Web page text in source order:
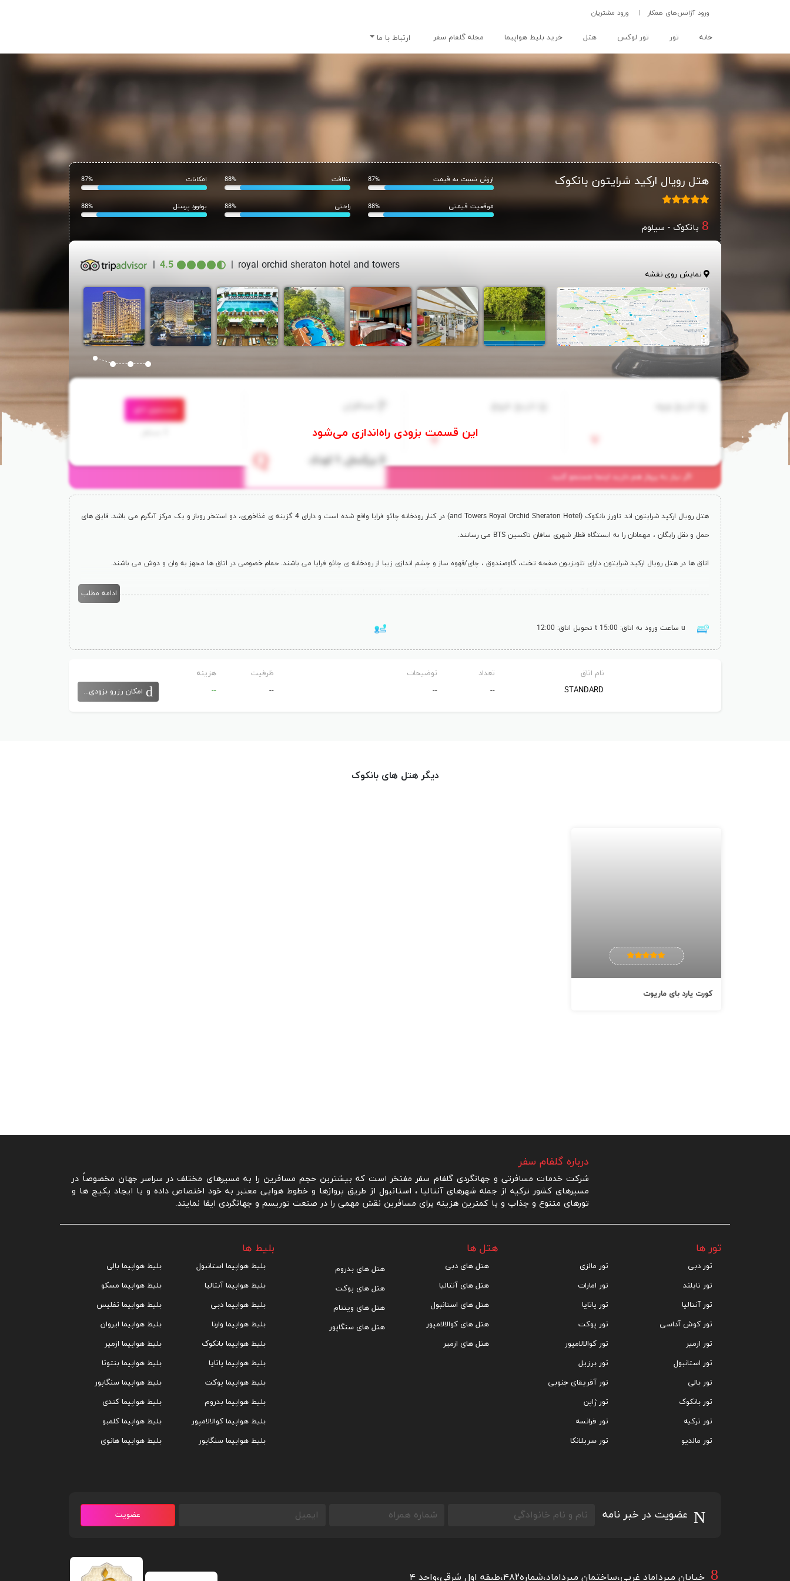
ورود آژانس‌های همکار | ورود مشتریان
خانه
(current) تور تور لوکس هتل خرید بلیط هواپیما مجله گلفام سفر ارتباط با ما
هتل رویال ارکید شرایتون بانکوک
بانکوک - سیلوم
ارزش نسبت به قیمت 87%
موقعیت قیمتی 88%
نظافت 88%
راحتی 88%
امکانات 87%
برخورد پرسنل 88%
| 4.5 | royal orchid sheraton hotel and towers
نمایش روی نقشه
جستجوی اتاق
اگر نیاز به پرواز هم دارید اینجا جستجو کنید...
هتل رویال ارکید شرایتون اند تاورز بانکوک (Royal Orchid Sheraton Hotel
and Towers
) در كنار رودخانه چائو فرايا واقع شده است و دارای 4 گزینه ی غذاخوری، دو استخر روباز و یک مرکز آبگرم می باشد. قایق های
حمل و نقل رایگان ، مهمانان را به ایستگاه قطار شهری سافان تاکسین BTS می رسانند.
اتاق ها در هتل رویال ارکید شرایتون دارای تلویزیون صفحه تخت، گاوصندوق ، چای/قهوه ساز و چشم اندازی زیبا از رودخانه ی چائو فرايا می باشند. حمام خصوصی در اتاق ها مجهز به وان و دوش می باشند.
بنگ راک یک انتخاب عالی برای مسافرانی که به مردم خونگرم و گشت و گذار علاقه مند هستند، می باشد.
ادامه مطلب
ساعت ورود به اتاق: 15:00 تحویل اتاق: 12:00
نام اتاق
STANDARD
تعداد
--
توضیحات
--
ظرفیت
--
هزینه
--
امکان رزرو بزودی...
دیگر هتل های بانکوک
کورت یارد بای ماریوت
درباره گلفام سفر
شرکت خدمات مسافرتی و جهانگردی گلفام سفر مفتخر است که بیشترین حجم مسافرین را به مسیرهای مختلف در سراسر جهان مخصوصاً در
مسیرهای کشور ترکیه از جمله شهرهای آنتالیا ، استانبول از طریق پروازها و خطوط هوایی معتبر به خود اختصاص داده و با ایجاد پکیج ها و
تورهای متنوع و جذاب و با کمترین هزینه برای مسافرین نقش مهمی را در صنعت توریسم و جهانگردی ایفا نمایند.
تور ها
تور دبی
تور تایلند
تور آنتالیا
تور کوش آداسی
تور ازمیر
تور استانبول
تور بالی
تور بانکوک
تور ترکیه
تور مالدیو
تور مالزی
تور امارات
تور پاتایا
تور پوکت
تور کوالالامپور
تور برزیل
تور آفریقای جنوبی
تور ژاپن
تور فرانسه
تور سریلانکا
هتل ها
هتل های دبی
هتل های آنتالیا
هتل های استانبول
هتل های کوالالامپور
هتل های ازمیر
هتل های بدروم
هتل های پوکت
هتل های ویتنام
هتل های سنگاپور
بلیط ها
بلیط هواپیما استانبول
بلیط هواپیما آنتالیا
بلیط هواپیما دبی
بلیط هواپیما وارنا
بلیط هواپیما بانکوک
بلیط هواپیما پاتایا
بلیط هواپیما پوکت
بلیط هواپیما بدروم
بلیط هواپیما کوالالامپور
بلیط هواپیما سنگاپور
بلیط هواپیما بالی
بلیط هواپیما مسکو
بلیط هواپیما تفلیس
بلیط هواپیما ایروان
بلیط هواپیما ازمیر
بلیط هواپیما بنتوتا
بلیط هواپیما سنگاپور
بلیط هواپیما کندی
بلیط هواپیما کلمبو
بلیط هواپیما هانوی
عضویت در خبر نامه عضویت
خیابان میرداماد غربی،ساختمان میرداماد،شماره۴۸۲،طبقه اول شرقی،واحد ۴